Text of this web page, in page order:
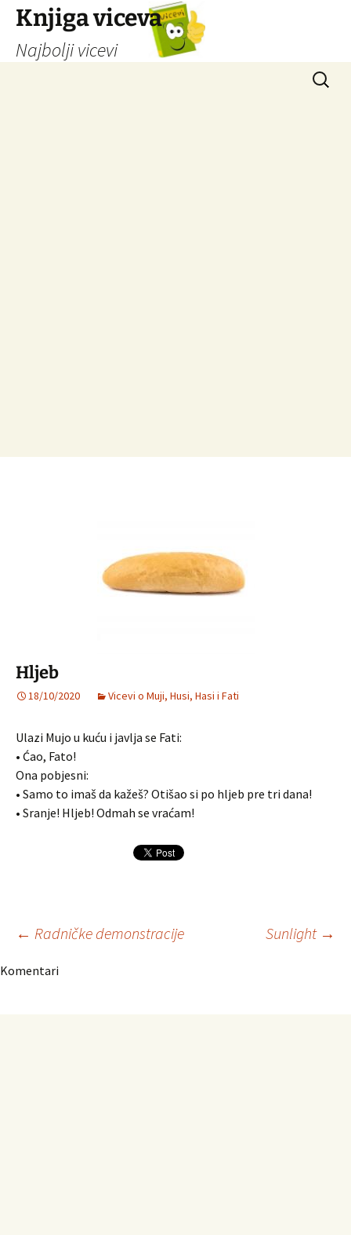
Knjiga viceva
Najbolji vicevi
Hljeb
18/10/2020 Vicevi o Muji, Husi, Hasi i Fati
Ulazi Mujo u kuću i javlja se Fati:
• Ćao, Fato!
Ona pobjesni:
• Samo to imaš da kažeš? Otišao si po hljeb pre tri dana!
• Sranje! Hljeb! Odmah se vraćam!
Navigacija
← Radničke demonstracije Sunlight →
Komentari